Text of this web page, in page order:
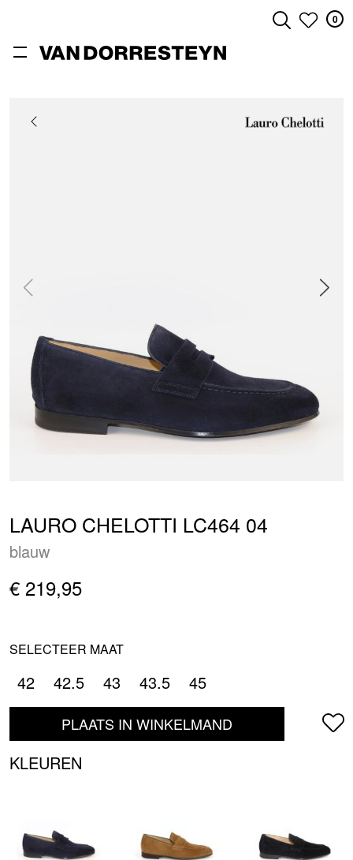
0
LAURO CHELOTTI LC464 04
blauw
€ 219,95
SELECTEER MAAT
42 42.5 43 43.5 45
PLAATS IN WINKELMAND
KLEUREN